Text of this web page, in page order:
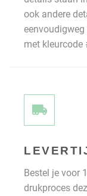
ook andere
met kleurcode
Bestel je voor
drukproces